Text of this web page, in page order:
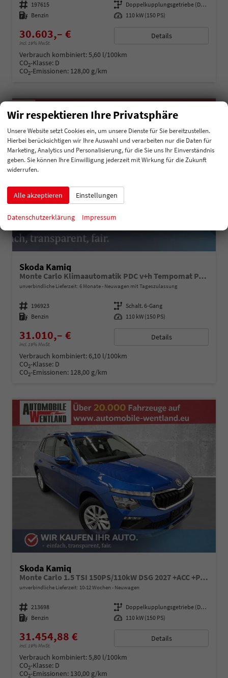
Fahrzeugnummer 197615 Getriebe
Doppelkupplungsgetriebe (DSG)
Kraftstoff Benzin Leistung 110 kW (150 PS)
30.603,– €
incl. 19% MwSt.
Details
Verbrauch kombiniert:5,60 l/100km
CO2-Klasse: D
CO2-Emissionen: 128,00 g/km
Skoda Kamiq
Monte Carlo Klimaautomatik PDC v+h Tempomat Panoramadach
unverbindliche Lieferzeit: 6 Monate Neuwagen mit Tageszulassung
Fahrzeugnummer 196923 Getriebe Schalt. 6-Gang
Kraftstoff Benzin Leistung 110 kW (150 PS)
31.010,– €
incl. 19% MwSt.
Details
Verbrauch kombiniert:6,10 l/100km
CO2-Klasse: D
CO2-Emissionen: 128,00 g/km
Skoda Kamiq
Monte Carlo 1.5 TSI 150PS/110kW DSG 2027 +ACC +PANO +MATRIX +17" ALU
unverbindliche Lieferzeit: 10-12 Wochen Neuwagen
Fahrzeugnummer 213698 Getriebe
Doppelkupplungsgetriebe (DSG)
Kraftstoff Benzin Leistung 110 kW (150 PS)
31.454,88 €
incl. 19% MwSt.
Details
Verbrauch kombiniert:5,80 l/100km
CO2-Klasse: D
CO2-Emissionen: 130,00 g/km
Wir respektieren Ihre Privatsphäre
Unsere Website setzt Cookies ein, um unsere Dienste für Sie bereitzustellen.
Hierbei berücksichtigen wir Ihre Auswahl und verarbeiten nur die Daten für
Marketing, Analytics und Personalisierung, für die Sie uns Ihr Einverständnis
geben. Sie können Ihre Einwilligung jederzeit mit Wirkung für die Zukunft
widerrufen.
Alle akzeptieren Einstellungen
Datenschutzerklärung Impressum